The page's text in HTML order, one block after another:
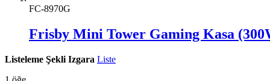
FC-8970G
Frisby Mini Tower Gaming Kasa
Listeleme Şekli Izgara Liste